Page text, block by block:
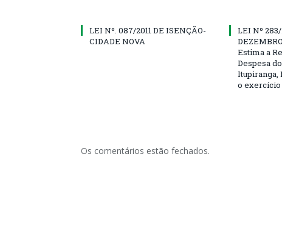
LEI Nº. 087/2011 DE ISENÇÃO-
CIDADE NOVA
LEI Nº
Estima a
Despesa
Itupiranga,
o exercício
Os comentários estão fechados.